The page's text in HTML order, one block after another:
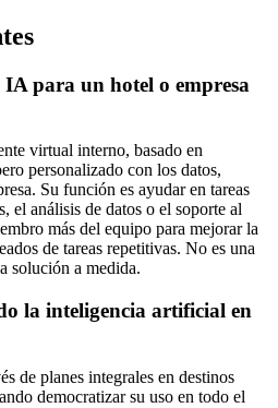
IA para un hotel o empresa
virtual interno, basado en
personalizado con los datos,
Su función es ayudar en tareas
el análisis de datos o el soporte al
más del equipo para mejorar la
de tareas repetitivas. No es una
solución a medida.
la inteligencia artificial en
de planes integrales en destinos
democratizar su uso en todo el